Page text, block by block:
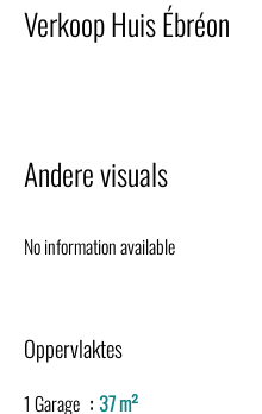
Verkoop Huis Ébréon
Andere visuals
No information available
Oppervlaktes
1 Garage
37 m²